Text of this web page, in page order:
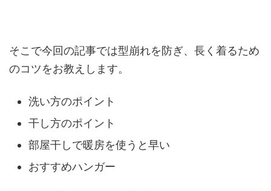
そこで今回の記事では型崩れを防ぎ、長く着るため
のコツをお教えします。
洗い方のポイント
干し方のポイント
部屋干しで暖房を使うと早い
おすすめハンガー